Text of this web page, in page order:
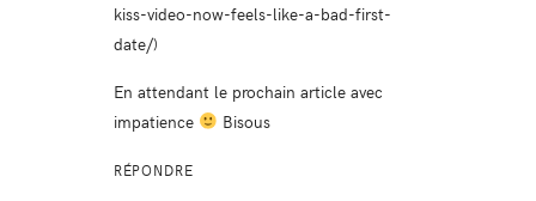
kiss-video-now-feels-like-a-bad-first-
date/)
En attendant le prochain article avec
impatience
Bisous
RÉPONDRE